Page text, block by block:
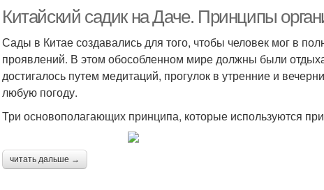
Китайский садик на Даче. Принципы
Сады в Китае создавались для того, чтобы человек мог в
проявлений. В этом обособленном мире должны были
достигалось путем медитаций, прогулок в утренние и
любую погоду.
Три основополагающих принципа, которые используются
читать дальше →